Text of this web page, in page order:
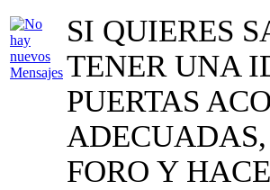
SI QUIERES
TENER UNA
PUERTAS
FORO Y